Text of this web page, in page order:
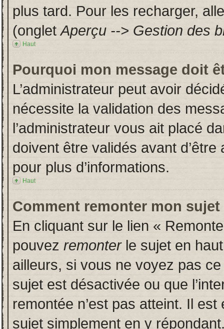
plus tard. Pour les recharger,
(ongletAperçu --> Gestion des
Haut
Pourquoi mon message doit
L’administrateur peut avoir
nécessite la validation des
l’administrateur vous ait placé
doivent être validés avant
pour plus d’informations.
Haut
Comment remonter mon sujet
En cliquant sur le lien «
pouvez remonterle sujet en
ailleurs, si vous ne voyez pas
sujet est désactivée ou que
remontée n’est pas atteint. Il
sujet simplement en y